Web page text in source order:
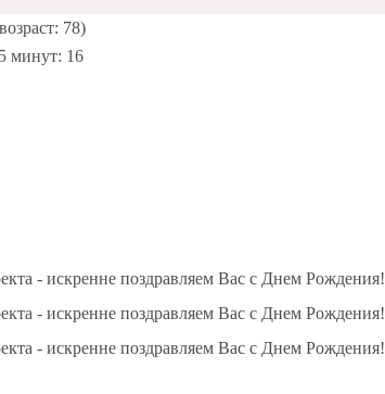
78)
минут: 16
- искренне поздравляем Вас с Днем Рождения!
- искренне поздравляем Вас с Днем Рождения!
- искренне поздравляем Вас с Днем Рождения!